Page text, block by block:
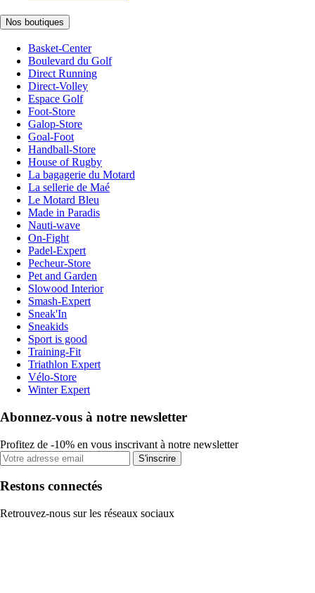
Nos boutiques
Basket-Center
Boulevard du Golf
Direct Running
Direct-Volley
Espace Golf
Foot-Store
Galop-Store
Goal-Foot
Handball-Store
House of Rugby
La bagagerie du Motard
La sellerie de Maé
Le Motard Bleu
Made in Paradis
Nauti-wave
On-Fight
Padel-Expert
Pecheur-Store
Pet and Garden
Slowood Interior
Smash-Expert
Sneak'In
Sneakids
Sport is good
Training-Fit
Triathlon Expert
Vélo-Store
Winter Expert
Abonnez-vous à notre newsletter
Profitez de -10% en vous inscrivant à notre newsletter
S'inscrire
Restons connectés
Retrouvez-nous sur les réseaux sociaux